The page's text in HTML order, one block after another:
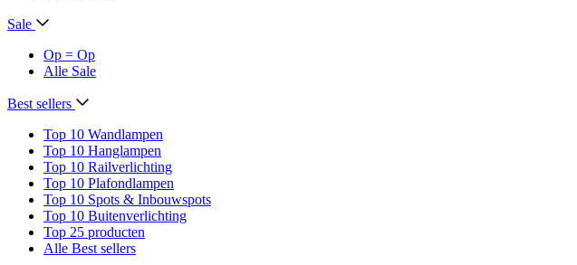
Sale
Op = Op
Alle Sale
Best sellers
Top 10 Wandlampen
Top 10 Hanglampen
Top 10 Railverlichting
Top 10 Plafondlampen
Top 10 Spots & Inbouwspots
Top 10 Buitenverlichting
Top 25 producten
Alle Best sellers